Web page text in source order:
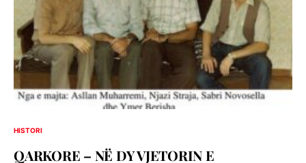
HISTORI
QARKORE – NË DY VJETORIN E